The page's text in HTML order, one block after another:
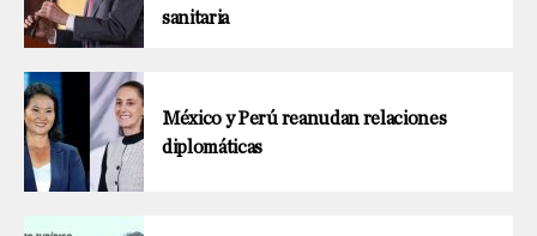
sanitaria
México y Perú reanudan relaciones
diplomáticas